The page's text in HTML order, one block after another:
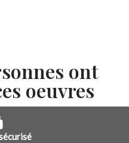
ont
oeuvres